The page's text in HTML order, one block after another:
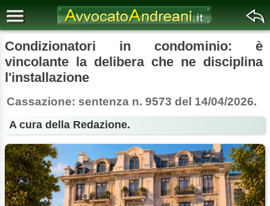
Condizionatori in condominio: è
vincolante la delibera che ne disciplina
l'installazione
Cassazione: sentenza n. 9573 del 14/04/2026.
A cura della Redazione.